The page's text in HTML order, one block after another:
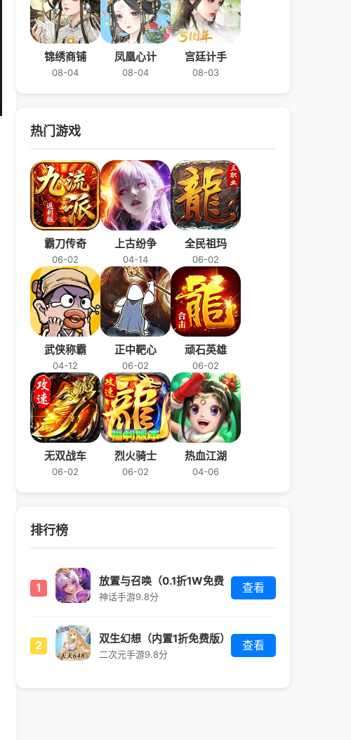
锦绣商铺
08-04
凤凰心计
08-04
宫廷计手
08-03
热门游戏
霸刀传奇
06-02
上古纷争
04-14
全民祖玛
06-02
武侠称霸
04-12
正中靶心
06-02
顽石英雄
06-02
无双战车
06-02
烈火骑士
06-02
热血江湖
04-06
排行榜
1
放置与召唤（0.1折1W免费
版）
神话手游9.8分
查看
2 双生幻想（内置1折免费版）
二次元手游9.8分
查看